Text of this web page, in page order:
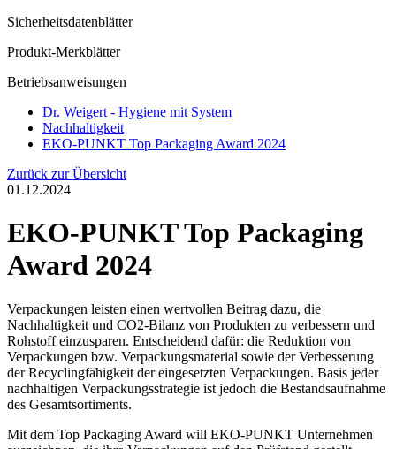
Sicherheitsdatenblätter
Produkt-Merkblätter
Betriebsanweisungen
Dr. Weigert - Hygiene mit System
Nachhaltigkeit
EKO-PUNKT Top Packaging Award 2024
Zurück zur Übersicht
01.12.2024
EKO-PUNKT Top Packaging
Award 2024
Verpackungen leisten einen wertvollen Beitrag dazu, die
Nachhaltigkeit und CO2-Bilanz von Produkten zu verbessern und
Rohstoff einzusparen. Entscheidend dafür: die Reduktion von
Verpackungen bzw. Verpackungsmaterial sowie der Verbesserung
der Recyclingfähigkeit der eingesetzten Verpackungen. Basis jeder
nachhaltigen Verpackungsstrategie ist jedoch die Bestandsaufnahme
des Gesamtsortiments.
Mit dem Top Packaging Award will EKO-PUNKT Unternehmen